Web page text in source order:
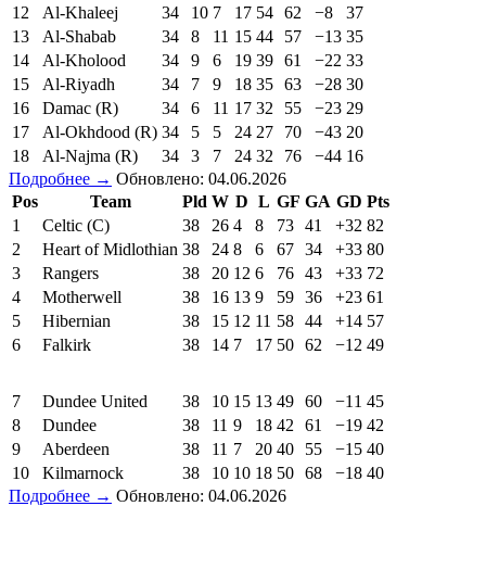
12
Al-Khaleej 34 10 7 17 54 62 −8
37
13
Al-Shabab 34 8 11 15 44 57 −13 35
14
Al-Kholood 34 9 6 19 39 61 −22 33
15
Al-Riyadh 34 7 9 18 35 63 −28 30
16
Damac (R) 34 6 11 17 32 55 −23 29
17
Al-Okhdood (R) 34 5 5 24 27 70 −43 20
18
Al-Najma (R) 34 3 7 24 32 76 −44 16
Подробнее → Обновлено: 04.06.2026
Pos
Team Pld W D L GF GA GD Pts
1
Celtic (C) 38 26 4 8 73 41 +32 82
2
Heart of Midlothian 38 24 8 6 67 34 +33 80
3
Rangers 38 20 12 6 76 43 +33 72
4
Motherwell 38 16 13 9 59 36 +23 61
5
Hibernian 38 15 12 11 58 44 +14 57
6
Falkirk 38 14 7 17 50 62 −12 49
7 Dundee United 38 10 15 13 49 60 −11 45
8
Dundee 38 11 9 18 42 61 −19 42
9
Aberdeen 38 11 7 20 40 55 −15 40
10
Kilmarnock 38 10 10 18 50 68 −18 40
Подробнее → Обновлено: 04.06.2026